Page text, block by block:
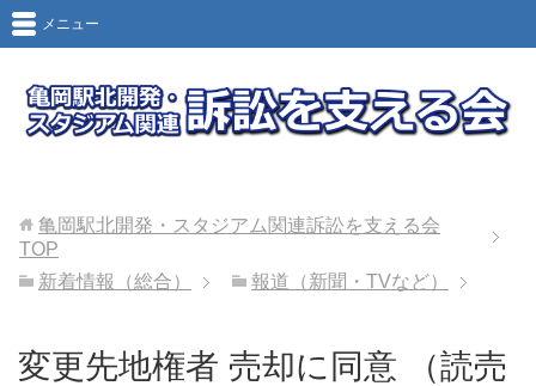
メニュー
亀岡駅北開発・スタジアム関連訴訟を支える会
TOP
新着情報（総合）
報道（新聞・TVなど）
変更先地権者 売却に同意 （読売